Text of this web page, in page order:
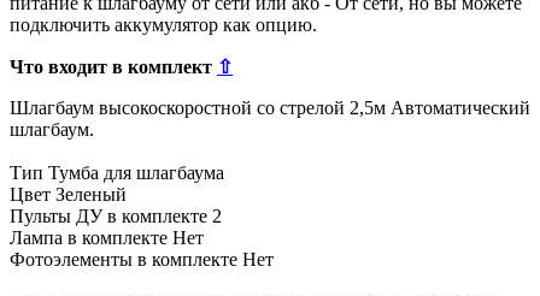
подключить аккумулятор как опцию.
Что входит в комплект ⇧
Шлагбаум высокоскоростной со стрелой 2,5м Автоматический
шлагбаум.
Тип Тумба для шлагбаума
Цвет Зеленый
Пульты ДУ в комплекте 2
Лампа в комплекте Нет
Фотоэлементы в комплекте Нет